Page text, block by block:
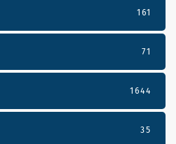
161
71
1644
35